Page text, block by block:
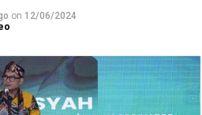
on 12/06/2024